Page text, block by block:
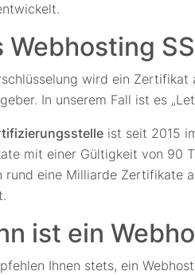
Webhosting
wird ein
In unserem Fall ist es
ist seit 2015
mit einer Gültigkeit von 90
rund eine Milliarde Zertifikate
ist ein
Ihnen stets, ein